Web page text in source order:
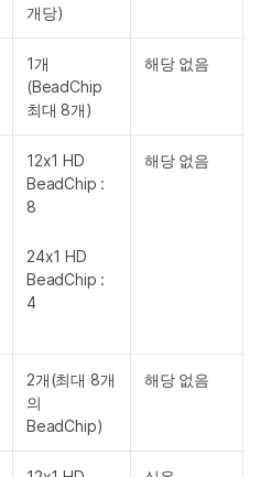
개당)
1개
(BeadChip
최대 8개)
해당 없음
12x1 HD
BeadChip :
8
24x1 HD
BeadChip :
4
해당 없음
2개(최대 8개
의
BeadChip)
해당 없음